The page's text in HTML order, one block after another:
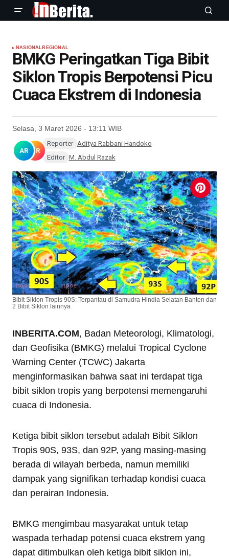
NASIONAL REGIONAL
BMKG Peringatkan Tiga Bibit
Siklon Tropis Berpotensi Picu
Cuaca Ekstrem di Indonesia
Selasa, 3 Maret 2026 - 13:11 WIB
AR MR
Reporter Aditya Rabbani Handoko
Editor M. Abdul Razak
Bibit Siklon Tropis 90S: Terpantau di Samudra Hindia Selatan Banten dan
2 Bibit Siklon lainnya
INBERITA.COM, Badan Meteorologi, Klimatologi,
dan Geofisika (BMKG) melalui Tropical Cyclone
Warning Center (TCWC) Jakarta
menginformasikan bahwa saat ini terdapat tiga
bibit siklon tropis yang berpotensi memengaruhi
cuaca di Indonesia.
Ketiga bibit siklon tersebut adalah Bibit Siklon
Tropis 90S, 93S, dan 92P, yang masing-masing
berada di wilayah berbeda, namun memiliki
dampak yang signifikan terhadap kondisi cuaca
dan perairan Indonesia.
BMKG mengimbau masyarakat untuk tetap
waspada terhadap potensi cuaca ekstrem yang
dapat ditimbulkan oleh ketiga bibit siklon ini,